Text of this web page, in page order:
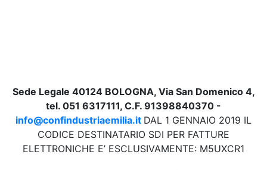
Sede Legale 40124 BOLOGNA, Via San Domenico 4,
tel. 051 6317111, C.F. 91398840370 -
info@confindustriaemilia.it DAL 1 GENNAIO 2019 IL
CODICE DESTINATARIO SDI PER FATTURE
ELETTRONICHE E’ ESCLUSIVAMENTE: M5UXCR1